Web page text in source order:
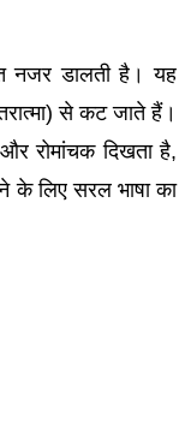
नजर डालती है। यह
से कट जाते हैं।
रोमांचक दिखता है,
लिए सरल भाषा का